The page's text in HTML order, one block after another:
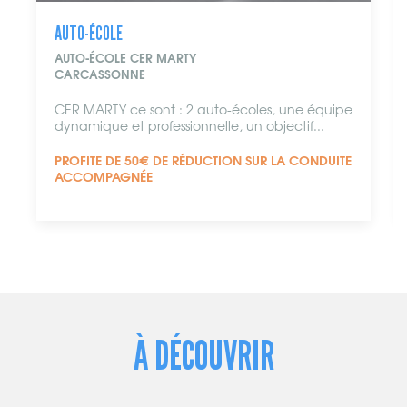
une équipe
objectif...
LA CONDUITE
AUTO-ÉCOLE DE L'ALARIC
Le volant à des prix qui s’envolent !
école conviviale te permettra d'aller...
38€ DE RÉDUCTION SUR LES PERMIS B ET
À DÉCOUVRIR